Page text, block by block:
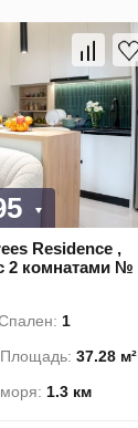
Residence ,
2 комнатами №
1
Площадь: 37.28 м²
1.3 км